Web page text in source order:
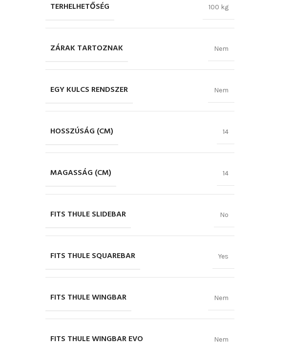
TERHELHETŐSÉG 100 kg
ZÁRAK TARTOZNAK Nem
EGY KULCS RENDSZER Nem
HOSSZÚSÁG (CM) 14
MAGASSÁG (CM) 14
FITS THULE SLIDEBAR No
FITS THULE SQUAREBAR Yes
FITS THULE WINGBAR Nem
FITS THULE WINGBAR EVO Nem